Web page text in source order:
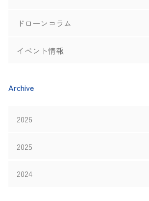
ドローンコラム
イベント情報
Archive
2026
2025
2024